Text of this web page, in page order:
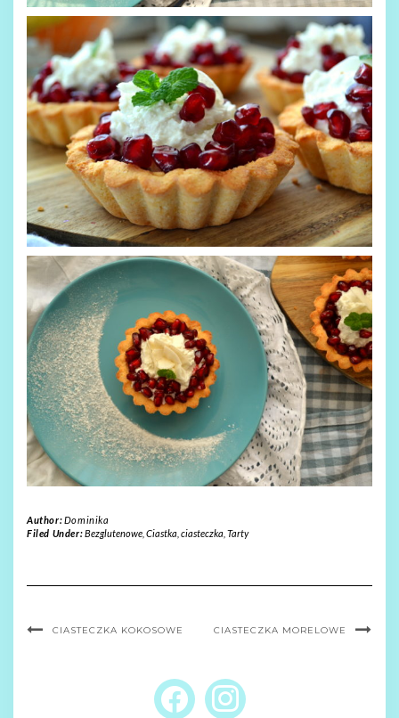
Author:Dominika
Filed Under:Bezglutenowe, Ciastka, ciasteczka Tarty
CIASTECZKA KOKOSOWE CIASTECZKA MORELOWE
FACEBOOKINSTAGRAM